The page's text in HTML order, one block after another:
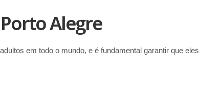
Alegre
em todo o mundo, e é fundamental garantir que eles